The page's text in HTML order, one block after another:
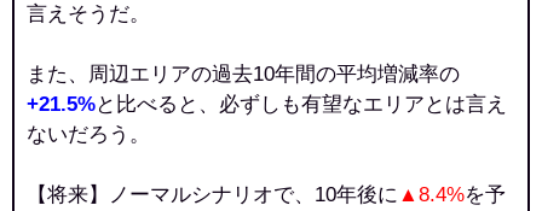
言えそうだ。
また、周辺エリアの過去10年間の平均増減率の
+21.5%と比べると、必ずしも有望なエリアとは言え
ないだろう。
【将来】ノーマルシナリオで、10年後に ▲8.4%を予